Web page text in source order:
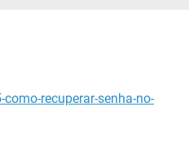
recuperar-senha-no-